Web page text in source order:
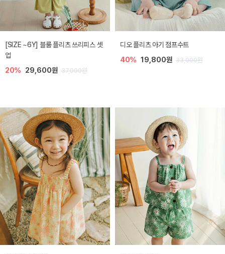
[SIZE ~6Y] 블룸 플리츠 쓰리피스 셋
업
20% 29,600원 37,000원
디오 플리츠 아기 점프수트
40% 19,800원 33,000원